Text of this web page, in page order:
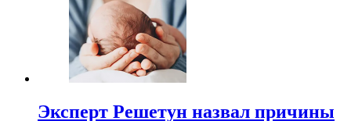
Эксперт Решетун назвал причины